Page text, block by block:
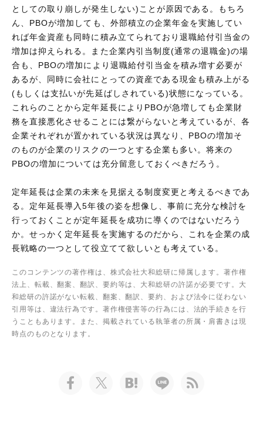
としての取り崩しが発生しない)ことが原因である。もちろ
ん、PBOが増加しても、外部積立の企業年金を実施してい
れば年金資産も同時に積み立てられており退職給付引当金の
増加は抑えられる。また企業内引当制度(通常の退職金)の場
合も、PBOの増加により退職給付引当金を積み増す必要が
あるが、同時に会社にとっての資産である現金も積み上がる
(もしくは支払いが先延ばしされている)状態になっている。
これらのことから定年延長によりPBOが急増しても企業財
務を直接悪化させることには繋がらないと考えているが、各
企業それぞれが置かれている状況は異なり、PBOの増加そ
のものが企業のリスクの一つとする企業も多い。将来の
PBOの増加については充分留意しておくべきだろう。
定年延長は企業の未来を見据える制度変更と考えるべきであ
る。定年延長導入5年後の姿を想像し、事前に充分な検討を
行っておくことが定年延長を成功に導くのではないだろう
か。せっかく定年延長を実施するのだから、これを企業の成
長戦略の一つとして役立てて欲しいとも考えている。
このコンテンツの著作権は、株式会社大和総研に帰属します。著作権
法上、転載、翻案、翻訳、要約等は、大和総研の許諾が必要です。大
和総研の許諾がない転載、翻案、翻訳、要約、および法令に従わない
引用等は、違法行為です。著作権侵害等の行為には、法的手続きを行
うこともあります。また、掲載されている執筆者の所属・肩書きは現
時点のものとなります。